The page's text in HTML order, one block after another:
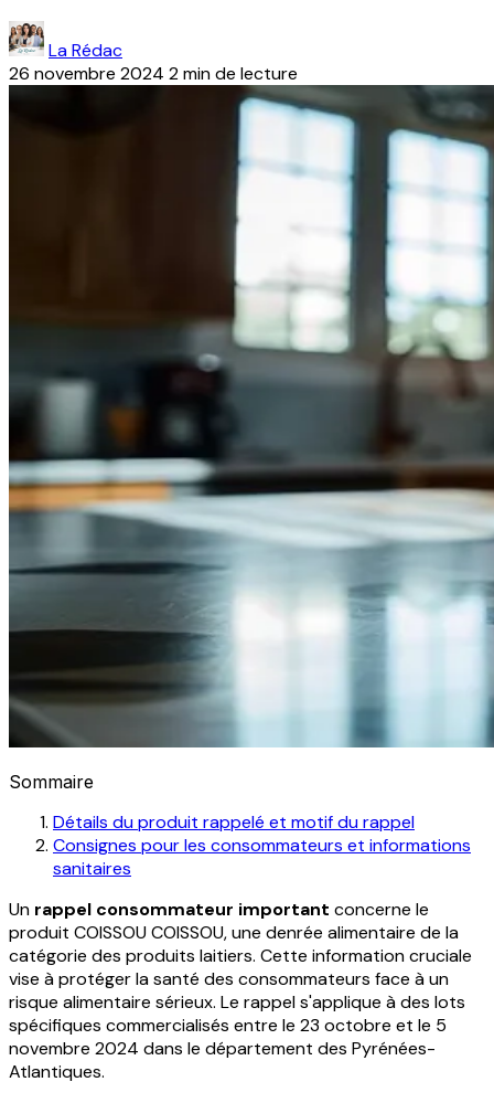
La Rédac
26 novembre 2024 2 min de lecture
Sommaire
Détails du produit rappelé et motif du rappel
Consignes pour les consommateurs et informations
sanitaires
Un rappel consommateur important concerne le
produit COISSOU COISSOU, une denrée alimentaire de la
catégorie des produits laitiers. Cette information cruciale
vise à protéger la santé des consommateurs face à un
risque alimentaire sérieux. Le rappel s'applique à des lots
spécifiques commercialisés entre le 23 octobre et le 5
novembre 2024 dans le département des Pyrénées-
Atlantiques.